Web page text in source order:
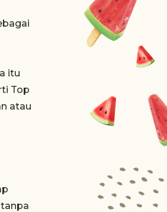
itu
Top
atau